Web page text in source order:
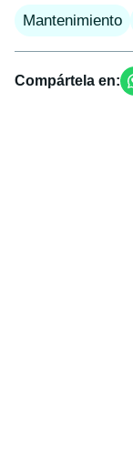
Mantenimiento
Compártela en: